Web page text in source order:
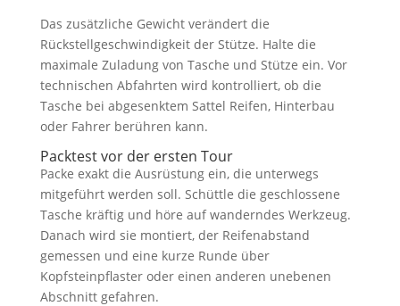
Das zusätzliche Gewicht verändert die
Rückstellgeschwindigkeit der Stütze. Halte die
maximale Zuladung von Tasche und Stütze ein. Vor
technischen Abfahrten wird kontrolliert, ob die
Tasche bei abgesenktem Sattel Reifen, Hinterbau
oder Fahrer berühren kann.
Packtest vor der ersten Tour
Packe exakt die Ausrüstung ein, die unterwegs
mitgeführt werden soll. Schüttle die geschlossene
Tasche kräftig und höre auf wanderndes Werkzeug.
Danach wird sie montiert, der Reifenabstand
gemessen und eine kurze Runde über
Kopfsteinpflaster oder einen anderen unebenen
Abschnitt gefahren.